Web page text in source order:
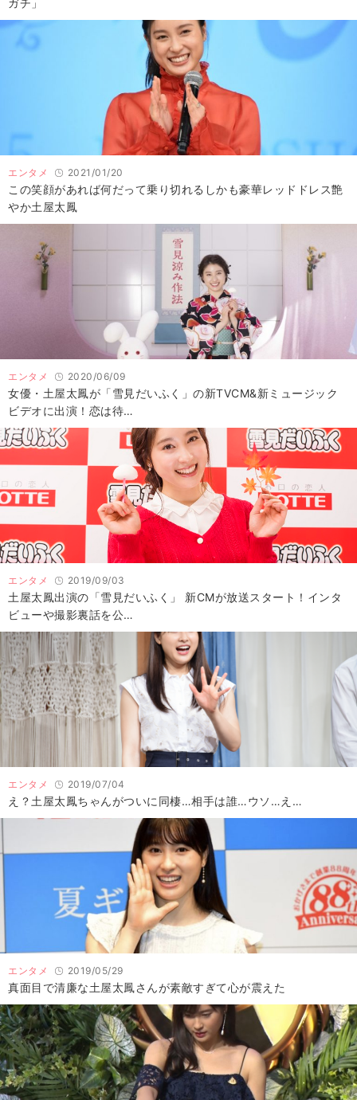
ガチ」
エンタメ 2021/01/20
この笑顔があれば何だって乗り切れるしかも豪華レッドドレス艶
やか土屋太鳳
エンタメ 2020/06/09
女優・土屋太鳳が「雪見だいふく」の新TVCM&新ミュージック
ビデオに出演！恋は待…
エンタメ 2019/09/03
土屋太鳳出演の「雪見だいふく」 新CMが放送スタート！インタ
ビューや撮影裏話を公…
エンタメ 2019/07/04
え？土屋太鳳ちゃんがついに同棲…相手は誰…ウソ…え…
エンタメ 2019/05/29
真面目で清廉な土屋太鳳さんが素敵すぎて心が震えた